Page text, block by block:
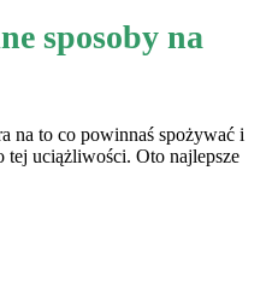
sposoby na
na to co powinnaś spożywać i
tej uciążliwości. Oto najlepsze